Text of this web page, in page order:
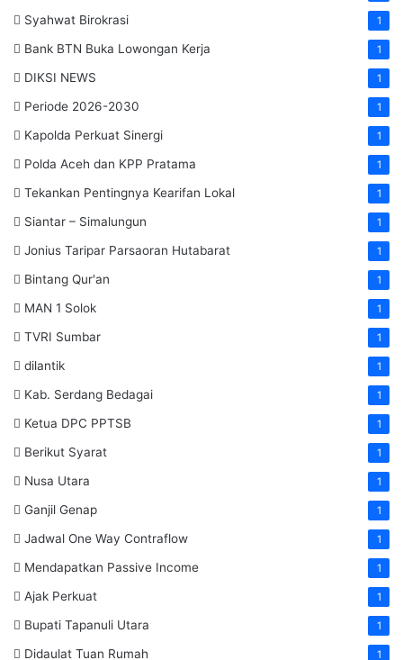
Syahwat Birokrasi 1
Bank BTN Buka Lowongan Kerja 1
DIKSI NEWS 1
Periode 2026-2030 1
Kapolda Perkuat Sinergi 1
Polda Aceh dan KPP Pratama 1
Tekankan Pentingnya Kearifan Lokal 1
Siantar – Simalungun 1
Jonius Taripar Parsaoran Hutabarat 1
Bintang Qur'an 1
MAN 1 Solok 1
TVRI Sumbar 1
dilantik 1
Kab. Serdang Bedagai 1
Ketua DPC PPTSB 1
Berikut Syarat 1
Nusa Utara 1
Ganjil Genap 1
Jadwal One Way Contraflow 1
Mendapatkan Passive Income 1
Ajak Perkuat 1
Bupati Tapanuli Utara 1
Didaulat Tuan Rumah 1